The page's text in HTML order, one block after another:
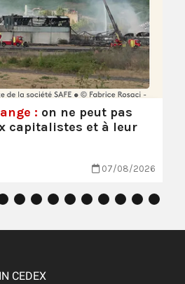
: on ne peut pas
capitalistes et à leur
07/08/2026
CEDEX